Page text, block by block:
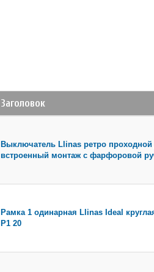
Заголовок
Выключатель Llinas ретро
встроенный монтаж с фарфоровой
Рамка 1 одинарная Llinas Ideal
Р1 20